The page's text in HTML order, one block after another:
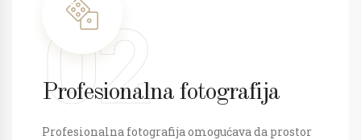
Profesionalna fotografija
Profesionalna fotografija omogućava da prostor
02